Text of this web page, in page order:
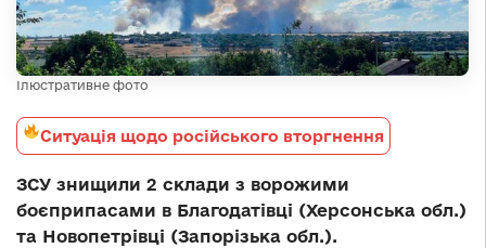
Ілюстративне фото
Ситуація щодо російського вторгнення
ЗСУ знищили 2 склади з ворожими
боєприпасами в Благодатівці (Херсонська обл.)
та Новопетрівці (Запорізька обл.).